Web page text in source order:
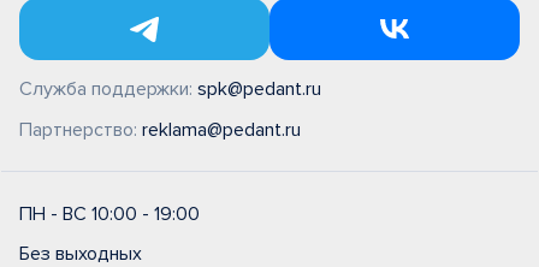
Служба поддержки: spk@pedant.ru
Партнерство: reklama@pedant.ru
ПН - ВС 10:00 - 19:00
Без выходных